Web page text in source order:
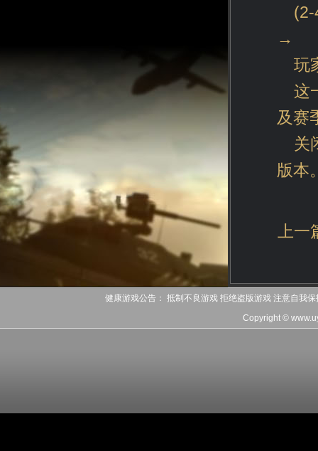
→
玩
这
及赛
关
版本
上一
健康游戏公告： 抵制不良游戏 拒绝盗版游戏 注意自我
Copyright ©